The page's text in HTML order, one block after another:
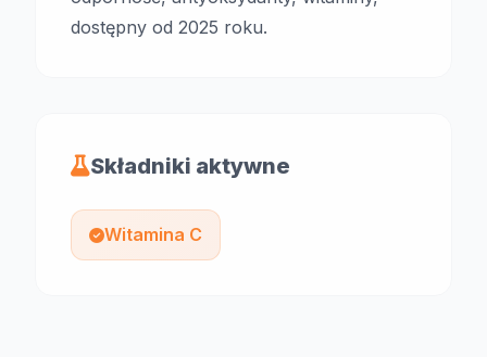
dostępny od 2025 roku.
Składniki aktywne
Witamina C